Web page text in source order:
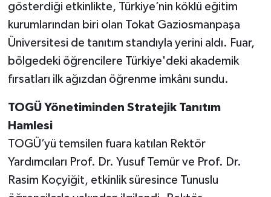
gösterdiği etkinlikte, Türkiye’nin köklü eğitim
kurumlarından biri olan Tokat Gaziosmanpaşa
Üniversitesi de tanıtım standıyla yerini aldı. Fuar,
bölgedeki öğrencilere Türkiye'deki akademik
fırsatları ilk ağızdan öğrenme imkânı sundu.
TOGÜ Yönetiminden Stratejik Tanıtım
Hamlesi
TOGÜ’yü temsilen fuara katılan Rektör
Yardımcıları Prof. Dr. Yusuf Temür ve Prof. Dr.
Rasim Koçyiğit, etkinlik süresince Tunuslu